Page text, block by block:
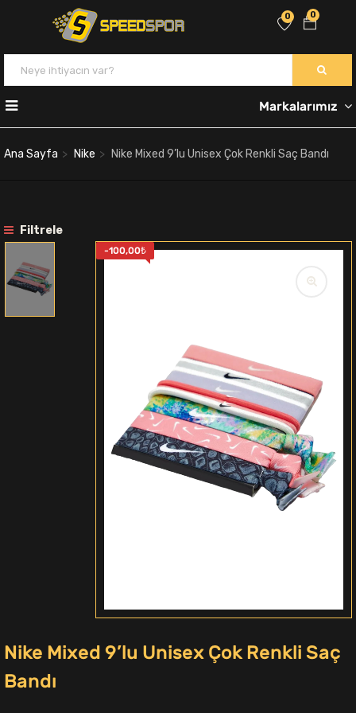
0
0
Markalarımız
Ana Sayfa Nike Nike Mixed 9’lu Unisex Çok Renkli Saç Bandı
Filtrele
-100,00₺
Nike Mixed 9’lu Unisex Çok Renkli Saç
Bandı